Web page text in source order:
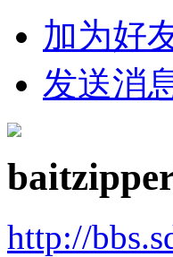
加为好
发送消
http://